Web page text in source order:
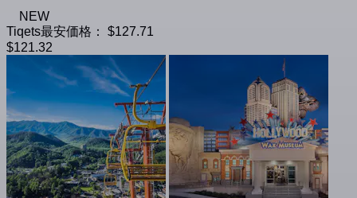
NEW
Tiqets最安価格：
$127.71
$121.32